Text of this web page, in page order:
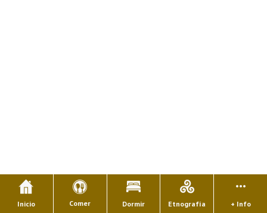
Inicio Comer Dormir Etnografía + Info